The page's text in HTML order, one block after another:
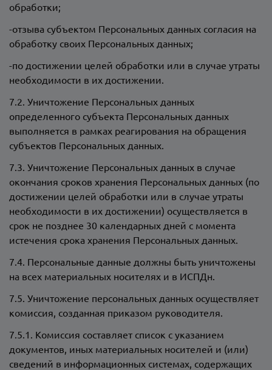
обработки;
-отзыва субъектом Персональных данных согласия на
обработку своих Персональных данных;
-по достижении целей обработки или в случае утраты
необходимости в их достижении.
7.2. Уничтожение Персональных данных
определенного субъекта Персональных данных
выполняется в рамках реагирования на обращения
субъектов Персональных данных.
7.3. Уничтожение Персональных данных в случае
окончания сроков хранения Персональных данных (по
достижении целей обработки или в случае утраты
необходимости в их достижении) осуществляется в
срок не позднее 30 календарных дней с момента
истечения срока хранения Персональных данных.
7.4. Персональные данные должны быть уничтожены
на всех материальных носителях и в ИСПДн.
7.5. Уничтожение персональных данных осуществляет
комиссия, созданная приказом руководителя.
7.5.1. Комиссия составляет список с указанием
документов, иных материальных носителей и (или)
сведений в информационных системах, содержащих